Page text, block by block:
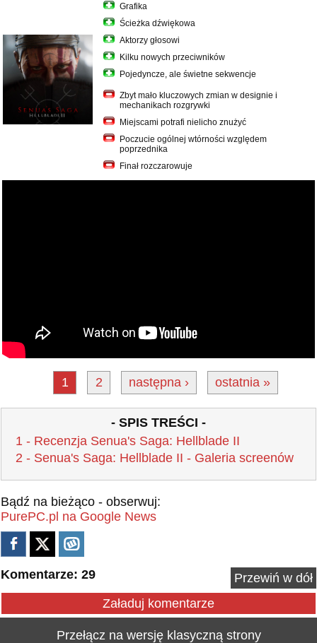
Grafika
Ścieżka dźwiękowa
Aktorzy głosowi
Kilku nowych przeciwników
Pojedyncze, ale świetne sekwencje
Zbyt mało kluczowych zmian w designie i
mechanikach rozgrywki
Miejscami potrafi nielicho znużyć
Poczucie ogólnej wtórności względem
poprzednika
Finał rozczarowuje
1 2 następna › ostatnia »
- SPIS TREŚCI -
1 - Recenzja Senua's Saga: Hellblade II
2 - Senua's Saga: Hellblade II - Galeria screenów
Bądź na bieżąco - obserwuj:
PurePC.pl na Google News
Komentarze: 29
Przewiń w dół
Załaduj komentarze
Przełącz na wersję klasyczną strony